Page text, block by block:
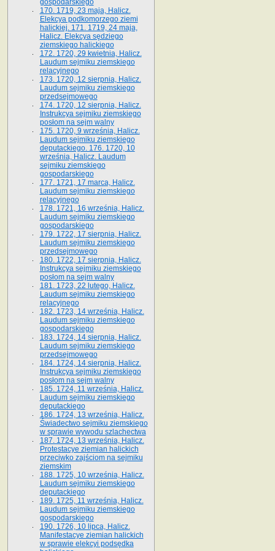
gospodarskiego
170. 1719, 23 maja, Halicz.
Elekcya podkomorzego ziemi
halickiej. 171. 1719, 24 maja,
Halicz. Elekcya sędziego
ziemskiego halickiego
172. 1720, 29 kwietnia, Halicz.
Laudum sejmiku ziemskiego
relacyjnego
173. 1720, 12 sierpnia, Halicz.
Laudum sejmiku ziemskiego
przedsejmowego
174. 1720, 12 sierpnia, Halicz.
Instrukcya sejmiku ziemskiego
posłom na sejm walny
175. 1720, 9 września, Halicz.
Laudum sejmiku ziemskiego
deputackiego. 176. 1720, 10
września, Halicz. Laudum
sejmiku ziemskiego
gospodarskiego
177. 1721, 17 marca, Halicz.
Laudum sejmiku ziemskiego
relacyjnego
178. 1721, 16 września, Halicz.
Laudum sejmiku ziemskiego
gospodarskiego
179. 1722, 17 sierpnia, Halicz.
Laudum sejmiku ziemskiego
przedsejmowego
180. 1722, 17 sierpnia, Halicz.
Instrukcya sejmiku ziemskiego
posłom na sejm walny
181. 1723, 22 lutego, Halicz.
Laudum sejmiku ziemskiego
relacyjnego
182. 1723, 14 września, Halicz.
Laudum sejmiku ziemskiego
gospodarskiego
183. 1724, 14 sierpnia, Halicz.
Laudum sejmiku ziemskiego
przedsejmowego
184. 1724, 14 sierpnia, Halicz.
Instrukcya sejmiku ziemskiego
posłom na sejm walny
185. 1724, 11 września, Halicz.
Laudum sejmiku ziemskiego
deputackiego
186. 1724, 13 września, Halicz.
Świadectwo sejmiku ziemskiego
w sprawie wywodu szlachectwa
187. 1724, 13 września, Halicz.
Protestacye ziemian halickich
przeciwko zajściom na sejmiku
ziemskim
188. 1725, 10 września, Halicz.
Laudum sejmiku ziemskiego
deputackiego
189. 1725, 11 września, Halicz.
Laudum sejmiku ziemskiego
gospodarskiego
190. 1726, 10 lipca, Halicz.
Manifestacye ziemian halickich
w sprawie elekcyi podsędka